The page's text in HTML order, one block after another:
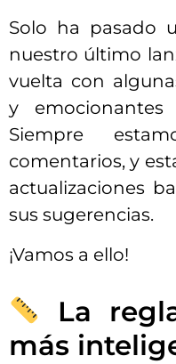
Solo ha pasado
nuestro último
vuelta con
y emocionantes
Siempre
comentarios, y
actualizaciones
sus sugerencias.
¡Vamos a ello!
La
más